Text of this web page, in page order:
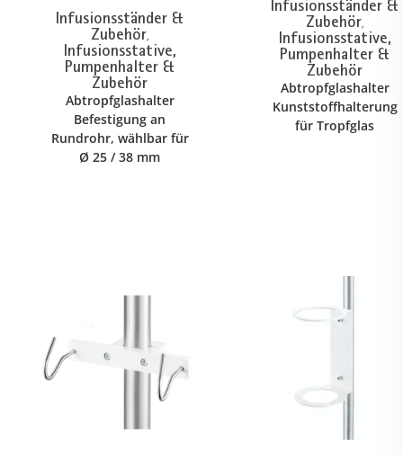
Infusionsständer &
Zubehör,
Infusionsstative,
Pumpenhalter &
Zubehör
Abtropfglashalter
Befestigung an
Rundrohr, wählbar für
Ø 25 / 38 mm
Infusionsständer &
Zubehör,
Infusionsstative,
Pumpenhalter &
Zubehör
Abtropfglashalter
Kunststoffhalterung
für Tropfglas